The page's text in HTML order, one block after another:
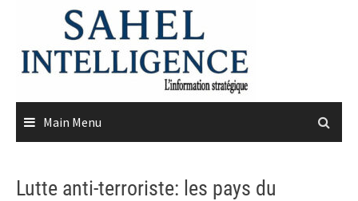
content
Main Menu
Lutte anti-terroriste: les pays du